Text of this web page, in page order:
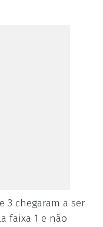
3 chegaram a ser
faixa 1 e não